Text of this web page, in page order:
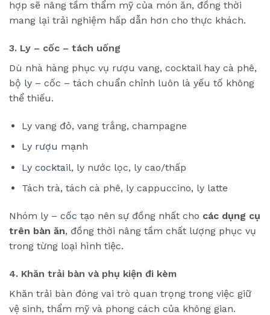
hợp sẽ nâng tầm thẩm mỹ của món ăn, đồng thời
mang lại trải nghiệm hấp dẫn hơn cho thực khách.
3. Ly – cốc – tách uống
Dù nhà hàng phục vụ rượu vang, cocktail hay cà phê,
bộ ly – cốc – tách chuẩn chỉnh luôn là yếu tố không
thể thiếu.
Ly vang đỏ, vang trắng, champagne
Ly rượu mạnh
Ly cocktail, ly nước lọc, ly cao/thấp
Tách trà, tách cà phê, ly cappuccino, ly latte
Nhóm ly – cốc tạo nên sự đồng nhất cho các dụng cụ
trên bàn ăn, đồng thời nâng tầm chất lượng phục vụ
trong từng loại hình tiệc.
4. Khăn trải bàn và phụ kiện đi kèm
Khăn trải bàn đóng vai trò quan trọng trong việc giữ
vệ sinh, thẩm mỹ và phong cách của không gian.